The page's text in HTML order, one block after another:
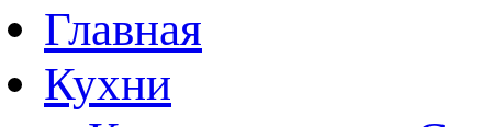
Главная
Кухни